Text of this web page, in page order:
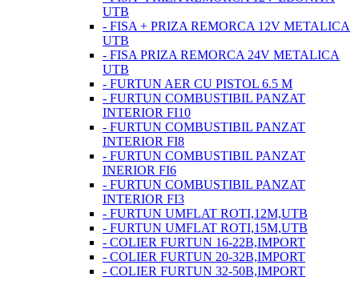
UTB
- FISA + PRIZA REMORCA 12V METALICA
UTB
- FISA PRIZA REMORCA 24V METALICA
UTB
- FURTUN AER CU PISTOL 6.5 M
- FURTUN COMBUSTIBIL PANZAT
INTERIOR FI10
- FURTUN COMBUSTIBIL PANZAT
INTERIOR FI8
- FURTUN COMBUSTIBIL PANZAT
INERIOR FI6
- FURTUN COMBUSTIBIL PANZAT
INTERIOR FI3
- FURTUN UMFLAT ROTI,12M,UTB
- FURTUN UMFLAT ROTI,15M,UTB
- COLIER FURTUN 16-22B,IMPORT
- COLIER FURTUN 20-32B,IMPORT
- COLIER FURTUN 32-50B,IMPORT